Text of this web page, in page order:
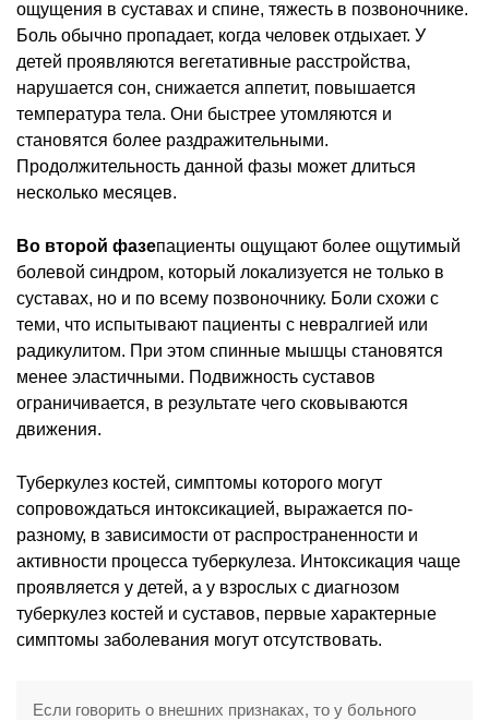
ощущения в суставах и спине, тяжесть в позвоночнике.
Боль обычно пропадает, когда человек отдыхает. У
детей проявляются вегетативные расстройства,
нарушается сон, снижается аппетит, повышается
температура тела. Они быстрее утомляются и
становятся более раздражительными.
Продолжительность данной фазы может длиться
несколько месяцев.
Во второй фазепациенты ощущают более ощутимый
болевой синдром, который локализуется не только в
суставах, но и по всему позвоночнику. Боли схожи с
теми, что испытывают пациенты с невралгией или
радикулитом. При этом спинные мышцы становятся
менее эластичными. Подвижность суставов
ограничивается, в результате чего сковываются
движения.
Туберкулез костей, симптомы которого могут
сопровождаться интоксикацией, выражается по-
разному, в зависимости от распространенности и
активности процесса туберкулеза. Интоксикация чаще
проявляется у детей, а у взрослых с диагнозом
туберкулез костей и суставов, первые характерные
симптомы заболевания могут отсутствовать.
Если говорить о внешних признаках, то у больного